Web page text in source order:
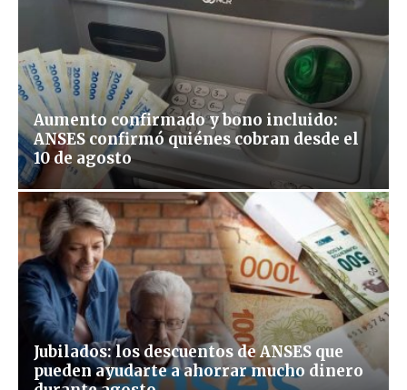
Aumento confirmado y bono incluido:
ANSES confirmó quiénes cobran desde el
10 de agosto
Jubilados: los descuentos de ANSES que
pueden ayudarte a ahorrar mucho dinero